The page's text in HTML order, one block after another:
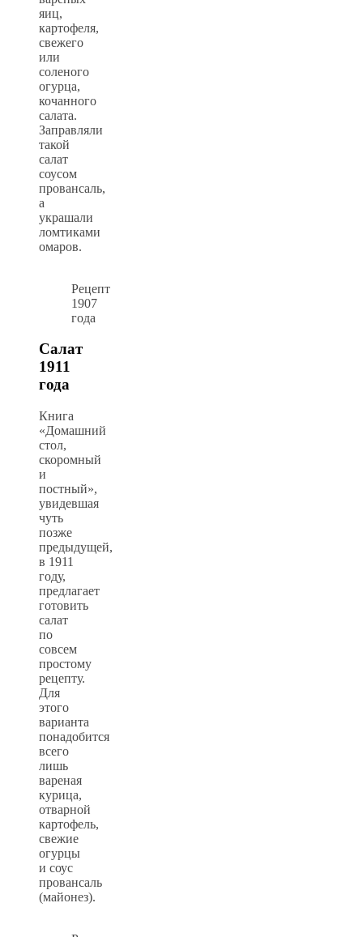
яиц,
картофеля,
свежего
или
соленого
огурца,
кочанного
салата.
Заправляли
такой
салат
соусом
провансаль,
а
украшали
ломтиками
омаров.
Рецепт
1907
года
Салат
1911
года
Книга
«Домашний
стол,
скоромный
и
постный»,
увидевшая
чуть
позже
предыдущей,
в 1911
году,
предлагает
готовить
салат
по
совсем
простому
рецепту.
Для
этого
варианта
понадобится
всего
лишь
вареная
курица,
отварной
картофель,
свежие
огурцы
и соус
провансаль
(майонез).